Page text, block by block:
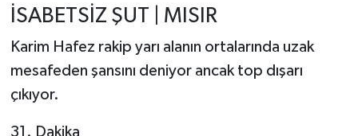
İSABETSİZ ŞUT | MISIR
Karim Hafez rakip yarı alanın ortalarında uzak
mesafeden şansını deniyor ancak top dışarı
çıkıyor.
31. Dakika